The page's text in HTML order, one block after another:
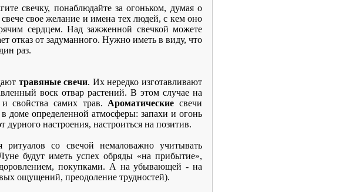
свечку, понаблюдайте за огоньком, думая о
свое желание и имена тех людей, с кем оно
сердцем. Над зажженной свечкой можете
отказ от задуманного. Нужно иметь в виду, что
раз.
травяные свечи. Их нередко изготавливают
воск отвар растений. В этом случае на
свойства самих трав. Ароматические свечи
доме определенной атмосферы: запахи и огонь
дурного настроения, настроиться на позитив.
со свечой немаловажно учитывать
будут иметь успех обряды «на прибытие»,
покупками. А на убывающей - на
ощущений, преодоление трудностей).